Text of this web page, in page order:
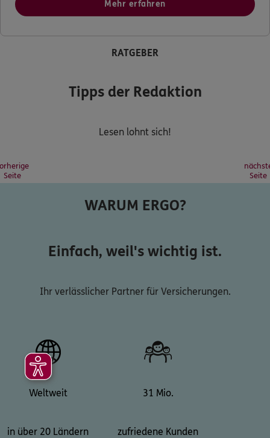
Mehr erfahren
RATGEBER
Tipps der Redaktion
Lesen lohnt sich!
Seite
Seite
WARUM ERGO?
Einfach, weil's wichtig ist.
Ihr verlässlicher Partner für Versicherungen.
Weltweit
in über 20 Ländern
31 Mio.
zufriedene Kunden